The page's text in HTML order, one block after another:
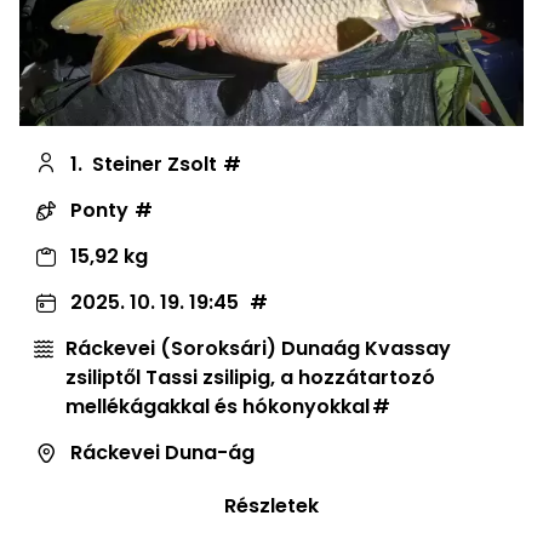
1. Steiner Zsolt
Ponty
15,92 kg
2025. 10. 19. 19:45
Ráckevei (Soroksári) Dunaág Kvassay
zsiliptől Tassi zsilipig, a hozzátartozó
mellékágakkal és hókonyokkal
Ráckevei Duna-ág
Részletek